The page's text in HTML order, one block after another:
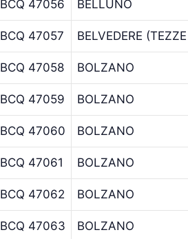
BCQ 47056 BELLUNO
BCQ 47057 BELVEDERE
BCQ 47058 BOLZANO
BCQ 47059 BOLZANO
BCQ 47060 BOLZANO
BCQ 47061 BOLZANO
BCQ 47062 BOLZANO
BCQ 47063 BOLZANO